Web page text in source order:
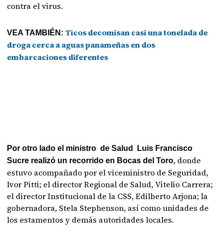
contra el virus.
VEA TAMBIÉN:Ticos decomisan casi una tonelada de
droga cerca a aguas panameñas en dos
embarcaciones diferentes
Por otro lado el ministro de Salud Luis Francisco
Sucre realizó un recorrido en Bocas del Toro, donde
estuvo acompañado por el viceministro de Seguridad,
Ivor Pitti; el director Regional de Salud, Vitelio Carrera;
el director Institucional de la CSS, Edilberto Arjona; la
gobernadora, Stela Stephenson, así como unidades de
los estamentos y demás autoridades locales.